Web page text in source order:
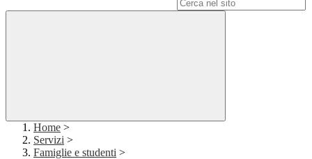
Home >
Servizi >
Famiglie e studenti >